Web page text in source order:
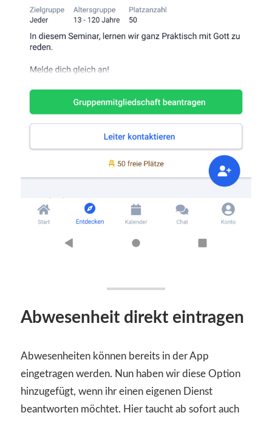
Abwesenheit direkt eintragen
Abwesenheiten können bereits in der App
eingetragen werden. Nun haben wir diese Option
hinzugefügt, wenn ihr einen eigenen Dienst
beantworten möchtet. Hier taucht ab sofort auch